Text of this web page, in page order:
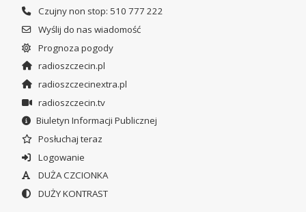
Czujny non stop: 510 777 222
Wyślij do nas wiadomość
Prognoza pogody
radioszczecin.pl
radioszczecinextra.pl
radioszczecin.tv
Biuletyn Informacji Publicznej
Posłuchaj teraz
Logowanie
DUŻA CZCIONKA
DUŻY KONTRAST